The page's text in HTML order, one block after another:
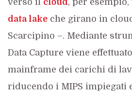
verso il cloud, per
data lakeche girano in
Scarcipino –. Mediante
Data Capture viene
mainframe dei carichi di
riducendo i MIPS impiegati